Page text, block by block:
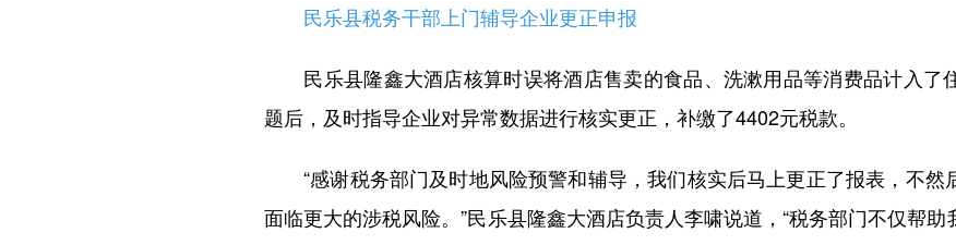
民乐县税务干部上门辅导企业更正申报
民乐县隆鑫大酒店核算时误将酒店售卖的食品、洗漱用品等消费品计入了
题后，及时指导企业对异常数据进行核实更正，补缴了4402元税款。
“感谢税务部门及时地风险预警和辅导，我们核实后马上更正了报表，不然
面临更大的涉税风险。”民乐县隆鑫大酒店负责人李啸说道，“税务部门不仅帮